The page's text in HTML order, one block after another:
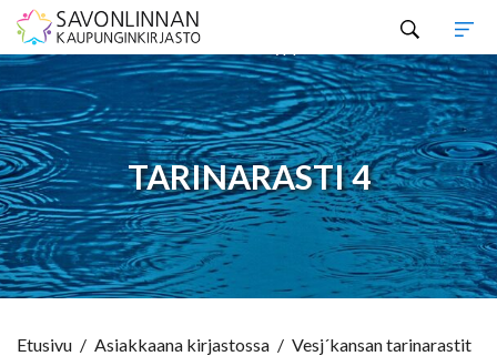
TARINARASTI 4
Etusivu / Asiakkaana kirjastossa / Vesj´kansan tarinarastit